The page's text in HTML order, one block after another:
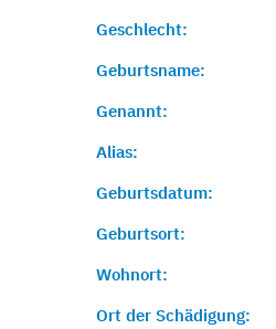
Geschlecht:
Geburtsname:
Genannt:
Alias:
Geburtsdatum:
Geburtsort:
Wohnort:
Ort der Schädigung: